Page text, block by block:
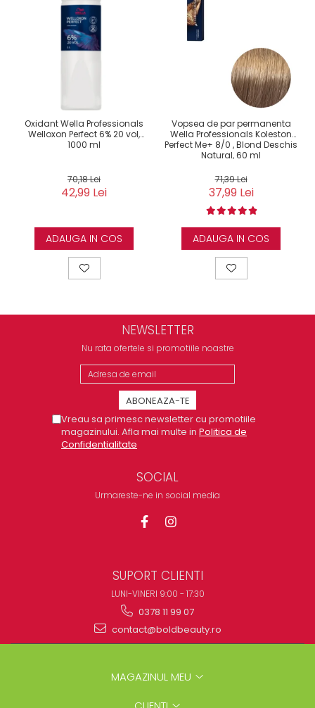
Oxidant Wella Professionals
Welloxon Perfect 6% 20 vol,
1000 ml
70,18 Lei
42,99 Lei
ADAUGA IN COS
Vopsea de par permanenta
Wella Professionals Koleston
Perfect Me+ 8/0 , Blond Deschis
Natural, 60 ml
71,39 Lei
37,99 Lei
ADAUGA IN COS
NEWSLETTER
Nu rata ofertele si promotiile noastre
Vreau sa primesc newsletter cu promotiile
magazinului. Afla mai multe in Politica de
Confidentialitate
SOCIAL
Urmareste-ne in social media
SUPORT CLIENTI
LUNI-VINERI 9:00 - 17:30
0378 11 99 07
contact@boldbeauty.ro
MAGAZINUL MEU